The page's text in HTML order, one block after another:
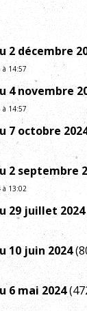
2 décembre
14:57
4 novembre
14:57
7 octobre
2 septembre
à 13:02
29 juillet 2024
10 juin 2024
6 mai 2024